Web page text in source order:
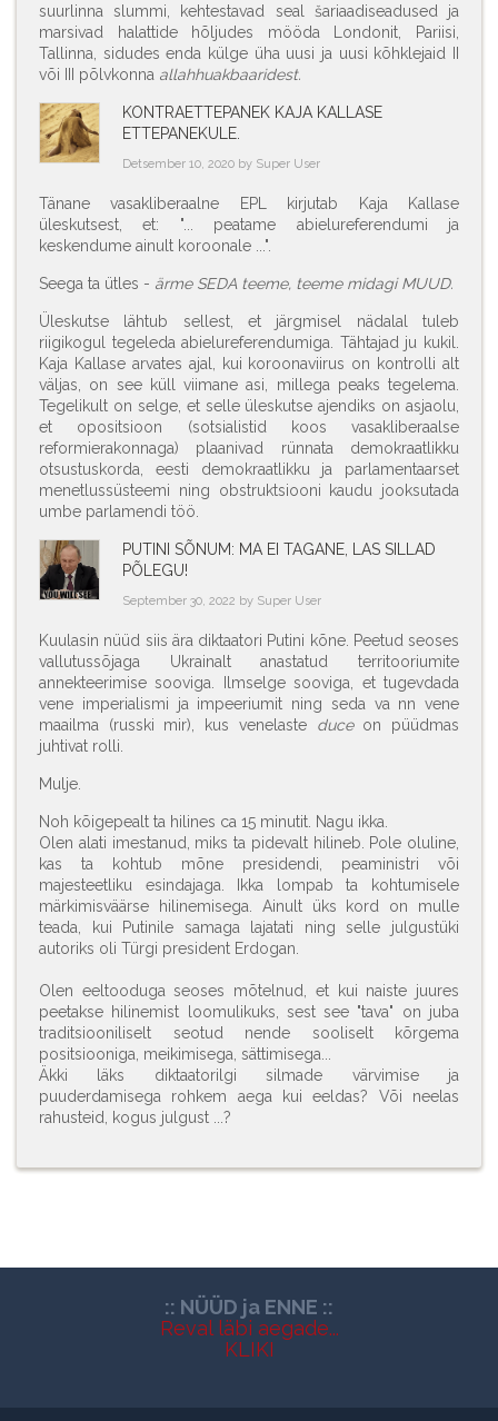
suurlinna slummi, kehtestavad seal šariaadiseadused ja
marsivad halattide hõljudes mööda Londonit, Pariisi,
Tallinna, sidudes enda külge üha uusi ja uusi kõhklejaid II
või III põlvkonna allahhuakbaaridest.
KONTRAETTEPANEK KAJA KALLASE
ETTEPANEKULE.
Detsember 10, 2020 by Super User
Tänane vasakliberaalne EPL kirjutab Kaja Kallase
üleskutsest, et: "... peatame abielureferendumi ja
keskendume ainult koroonale ...".
Seega ta ütles - ärme SEDA teeme, teeme midagi MUUD.
Üleskutse lähtub sellest, et järgmisel nädalal tuleb
riigikogul tegeleda abielureferendumiga. Tähtajad ju kukil.
Kaja Kallase arvates ajal, kui koroonaviirus on kontrolli alt
väljas, on see küll viimane asi, millega peaks tegelema.
Tegelikult on selge, et selle üleskutse ajendiks on asjaolu,
et opositsioon (sotsialistid koos vasakliberaalse
reformierakonnaga) plaanivad rünnata demokraatlikku
otsustuskorda, eesti demokraatlikku ja parlamentaarset
menetlussüsteemi ning obstruktsiooni kaudu jooksutada
umbe parlamendi töö.
PUTINI SÕNUM: MA EI TAGANE, LAS SILLAD
PÕLEGU!
September 30, 2022 by Super User
Kuulasin nüüd siis ära diktaatori Putini kõne. Peetud seoses
vallutussõjaga Ukrainalt anastatud territooriumite
annekteerimise sooviga. Ilmselge sooviga, et tugevdada
vene imperialismi ja impeeriumit ning seda va nn vene
maailma (russki mir), kus venelaste duce on püüdmas
juhtivat rolli.
Mulje.
Noh kõigepealt ta hilines ca 15 minutit. Nagu ikka.
Olen alati imestanud, miks ta pidevalt hilineb. Pole oluline,
kas ta kohtub mõne presidendi, peaministri või
majesteetliku esindajaga. Ikka lompab ta kohtumisele
märkimisväärse hilinemisega. Ainult üks kord on mulle
teada, kui Putinile samaga lajatati ning selle julgustüki
autoriks oli Türgi president Erdogan.
Olen eeltooduga seoses mõtelnud, et kui naiste juures
peetakse hilinemist loomulikuks, sest see "tava" on juba
traditsiooniliselt seotud nende sooliselt kõrgema
positsiooniga, meikimisega, sättimisega...
Äkki läks diktaatorilgi silmade värvimise ja
puuderdamisega rohkem aega kui eeldas? Või neelas
rahusteid, kogus julgust ...?
:: NÜÜD ja ENNE ::
Reval läbi aegade...
KLIKI